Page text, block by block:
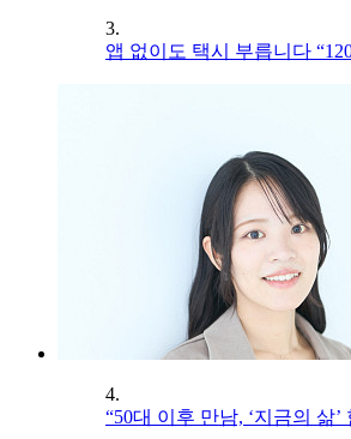
3.
앱 없이도 택시 부릅니다
4.
“50대 이후 만남, ‘지금의 삶